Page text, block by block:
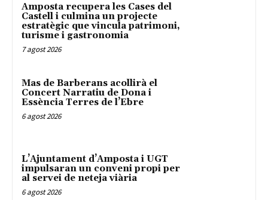
Amposta recupera les Cases del
Castell i culmina un projecte
estratègic que vincula patrimoni,
turisme i gastronomia
7 agost 2026
Mas de Barberans acollirà el
Concert Narratiu de Dona i
Essència Terres de l’Ebre
6 agost 2026
L’Ajuntament d’Amposta i UGT
impulsaran un conveni propi per
al servei de neteja viària
6 agost 2026